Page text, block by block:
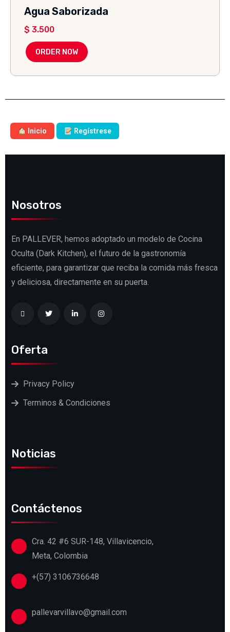
Agua Saborizada
$ 3.500
ORDER NOW
Inicio Regístrese
Nosotros
En PALLEVER, hemos adoptado un modelo de Cocina
Oculta (Dark Kitchen), el futuro de la gastronomía
eficiente, para garantizar que reciba la comida más fresca
y deliciosa, directamente en su puerta.
Oferta
Privacy Policy
Terminos & Condiciones
Noticias
Contáctenos
Cra. 42 #6 SUR-148, Villavicencio,
Meta, Colombia
+(57) 3106736648
pallevarvillavo@gmail.com